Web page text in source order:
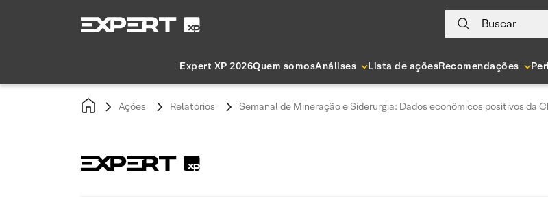
Buscar
Expert XP 2026Quem somosAnálises Lista de açõesRecomendações
Ações Relatórios Semanal de Mineração e Siderurgia: Dados econômicos positivos da